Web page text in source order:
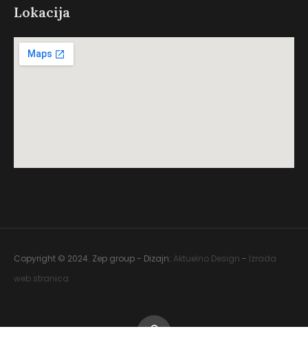
Lokacija
Copyright © 2024. Zep group - Dizajn: Aktuelno Design - Izrada
web stranica